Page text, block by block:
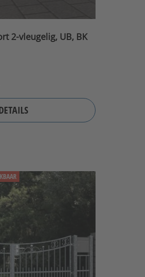
2-vleugelig, UB, BK